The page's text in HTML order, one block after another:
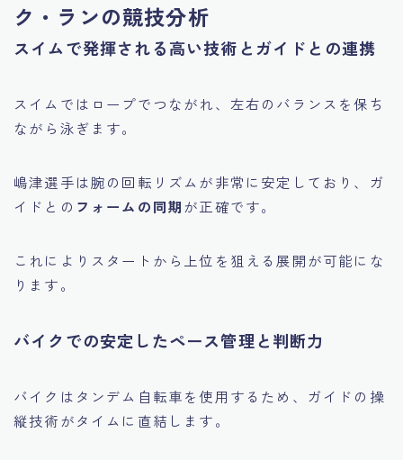
ク・ランの競技分析
スイムで発揮される高い技術とガイドとの連携
スイムではロープでつながれ、左右のバランスを保ち
ながら泳ぎます。
嶋津選手は腕の回転リズムが非常に安定しており、ガ
イドとの フォームの同期が正確です。
これによりスタートから上位を狙える展開が可能にな
ります。
バイクでの安定したペース管理と判断力
バイクはタンデム自転車を使用するため、ガイドの操
縦技術がタイムに直結します。